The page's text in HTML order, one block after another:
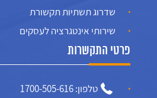
שדרוג תשתיות תקשורת
שירותי אינטגרציה לעסקים
פרטי התקשרות
טלפון: 1700-505-616